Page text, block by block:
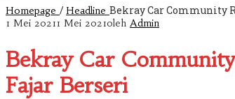
Homepage /Headline Bekray Car Community
1 Mei 20211 Mei 2021oleh Admin
Bekray Car
Fajar Berseri